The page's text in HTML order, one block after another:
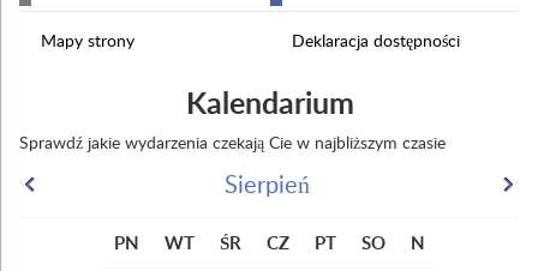
Mapy strony Deklaracja dostępności
Kalendarium
Sprawdź jakie wydarzenia czekają Cie w najbliższym czasie
Sierpień
PN WT ŚR CZ PT SO N